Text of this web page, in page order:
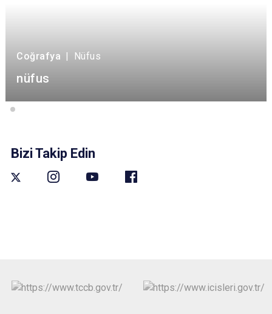
Coğrafya | Nüfus
nüfus
Bizi Takip Edin